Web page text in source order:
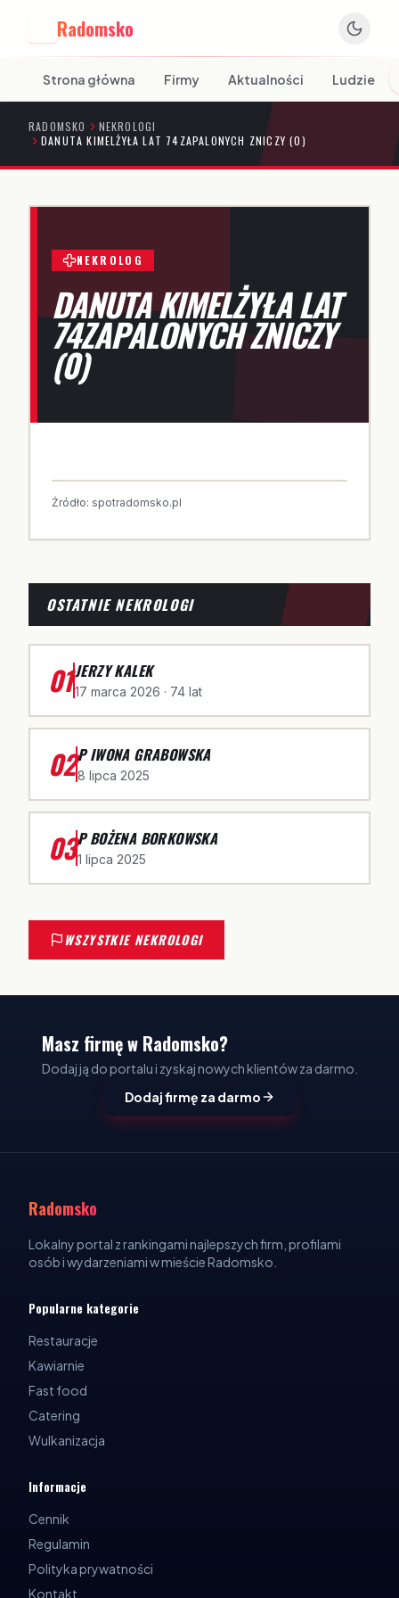
Radomsko
Strona główna Firmy Aktualności Ludzie
RADOMSKO
NEKROLOGI
DANUTA KIMELŻYŁA LAT 74ZAPALONYCH ZNICZY (0)
NEKROLOG
DANUTA KIMELŻYŁA LAT
74ZAPALONYCH ZNICZY
(0)
Źródło: spotradomsko.pl
OSTATNIE NEKROLOGI
01JERZY KALEK
17 marca 2026 · 74 lat
02P IWONA GRABOWSKA
8 lipca 2025
03P BOŻENA BORKOWSKA
1 lipca 2025
WSZYSTKIE NEKROLOGI
Masz firmę w Radomsko?
Dodaj ją do portalu i zyskaj nowych klientów za darmo.
Dodaj firmę za darmo
Radomsko
Lokalny portal z rankingami najlepszych firm, profilami
osób i wydarzeniami w mieście Radomsko.
Popularne kategorie
Restauracje
Kawiarnie
Fast food
Catering
Wulkanizacja
Informacje
Cennik
Regulamin
Polityka prywatności
Kontakt